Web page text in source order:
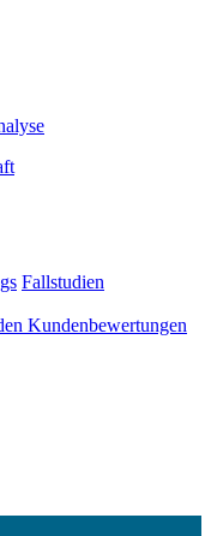
Fallstudien
Kundenbewertungen